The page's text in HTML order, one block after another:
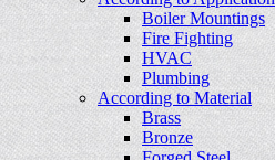
Boiler Mountings
Fire Fighting
HVAC
Plumbing
According to Material
Brass
Bronze